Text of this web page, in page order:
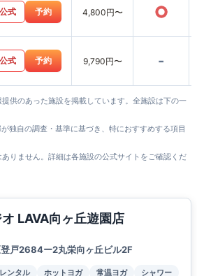
公式 予約 4,800円〜 ○
公式 予約 9,790円〜 -
供のあった施設を掲載しています。全施設は下の一
独自の調査・基準に基づき、特におすすめする項目
りません。詳細は各施設の公式サイトをご確認くだ
LAVA向ヶ丘遊園店
戸2684ー2丸栄向ヶ丘ビル2F
ンタル ホットヨガ 常温ヨガ
シャワー